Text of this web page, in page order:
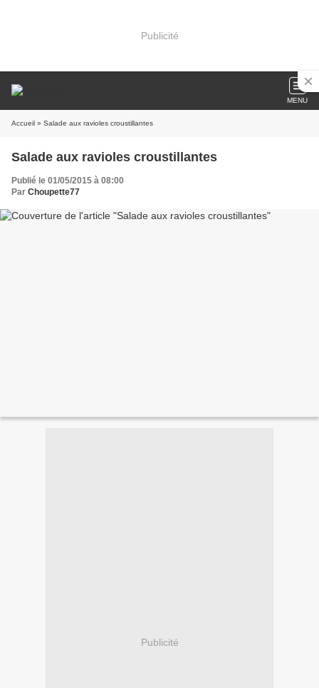
Publicité
MENU
Accueil » Salade aux ravioles croustillantes
Salade aux ravioles croustillantes
Publié le 01/05/2015 à 08:00
Par Choupette77
Publicité